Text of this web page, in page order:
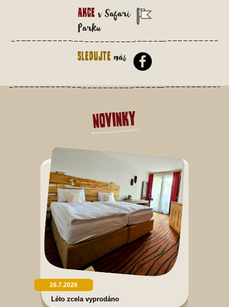
Akce v Safari
Parku
Sledujte nás
Novinky
28.7.2026
Léto zcela vyprodáno